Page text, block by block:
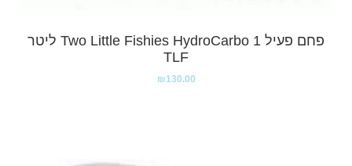
פחם פעיל Two Little Fishies HydroCarbo 1 ליטר
TLF
₪130.00